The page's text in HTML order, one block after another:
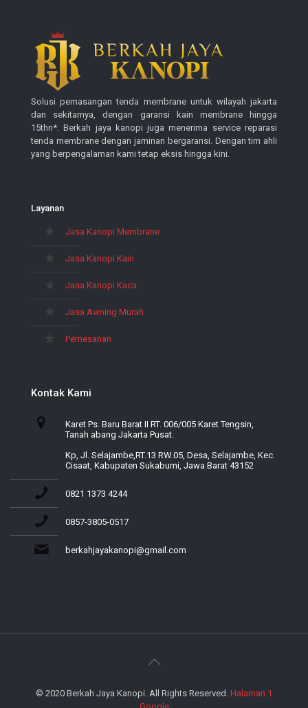
Solusi pemasangan tenda membrane untuk wilayah jakarta
dan sekitarnya, dengan garansi kain membrane hingga
15thn*. Berkah jaya kanopi juga menerima service reparasi
tenda membrane dengan jaminan bergaransi. Dengan tim ahli
yang berpengalaman kami tetap eksis hingga kini.
Layanan
Jasa Kanopi Membrane
Jasa Kanopi Kain
Jasa Kanopi Kaca
Jasa Awning Murah
Pemesanan
Kontak Kami
Karet Ps. Baru Barat II RT. 006/005 Karet Tengsin,
Tanah abang Jakarta Pusat.
Kp, Jl. Selajambe,RT.13 RW.05, Desa, Selajambe, Kec.
Cisaat, Kabupaten Sukabumi, Jawa Barat 43152
0821 1373 4244
0857-3805-0517
berkahjayakanopi@gmail.com
© 2020 Berkah Jaya Kanopi. All Rights Reserved. Halaman 1